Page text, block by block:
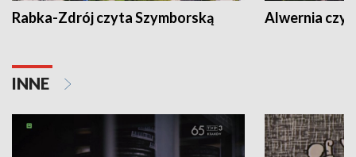
Rabka-Zdrój czyta Szymborską Alwernia
INNE